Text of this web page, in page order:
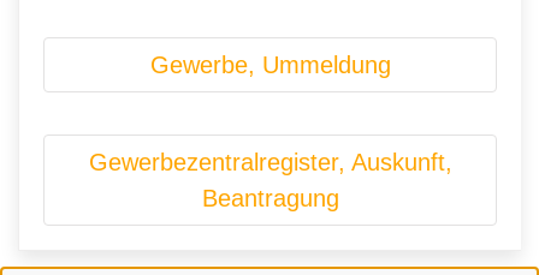
Gewerbe, Ummeldung
Gewerbezentralregister, Auskunft,
Beantragung